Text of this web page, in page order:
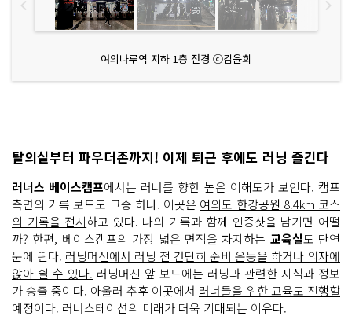
여의나루역 지하 1층 전경 ⓒ김윤희
탈의실부터 파우더존까지! 이제 퇴근 후에도 러닝 즐긴다
러너스 베이스캠프에서는 러너를 향한 높은 이해도가 보인다. 캠프
측면의 기록 보드도 그중 하나. 이곳은 여의도 한강공원 8.4km 코스
의 기록을 전시하고 있다. 나의 기록과 함께 인증샷을 남기면 어떨
까? 한편, 베이스캠프의 가장 넓은 면적을 차지하는 교육실도 단연
눈에 띈다. 러닝머신에서 러닝 전 간단히 준비 운동을 하거나 의자에
앉아 쉴 수 있다. 러닝머신 앞 보드에는 러닝과 관련한 지식과 정보
가 송출 중이다. 아울러 추후 이곳에서 러너들을 위한 교육도 진행할
예정이다. 러너스테이션의 미래가 더욱 기대되는 이유다.